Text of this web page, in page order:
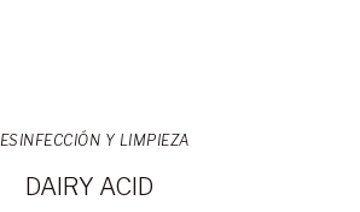
Y LIMPIEZA
DAIRY ACID